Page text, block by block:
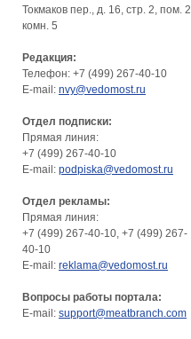
Токмаков пер., д. 16, стр. 2, пом. 2,
комн. 5
Редакция:
Телефон: +7 (499) 267-40-10
E-mail: nvy@vedomost.ru
Отдел подписки:
Прямая линия:
+7 (499) 267-40-10
E-mail: podpiska@vedomost.ru
Отдел рекламы:
Прямая линия:
+7 (499) 267-40-10, +7 (499) 267-
40-10
E-mail: reklama@vedomost.ru
Вопросы работы портала:
E-mail: support@meatbranch.com